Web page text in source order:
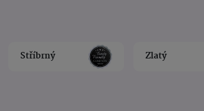
Stříbrný Zlatý